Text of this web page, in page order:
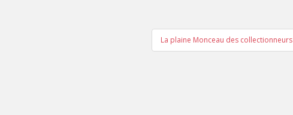
La plaine Monceau des collectionneurs